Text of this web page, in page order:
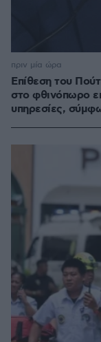
Επίθεση του
στο φθινόπωρο
υπηρεσίες,
πριν μία ώρα